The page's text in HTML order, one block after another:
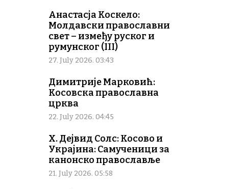
Анастасја Коскело:
Молдавски православни
свет – између руског и
румунског (III)
27. July 2026. 03:43
Димитрије Марковић:
Косовска православна
црква
22. July 2026. 04:45
Х. Дејвид Солс: Косово и
Украјина: Самученици за
канонско православље
21. July 2026. 05:58